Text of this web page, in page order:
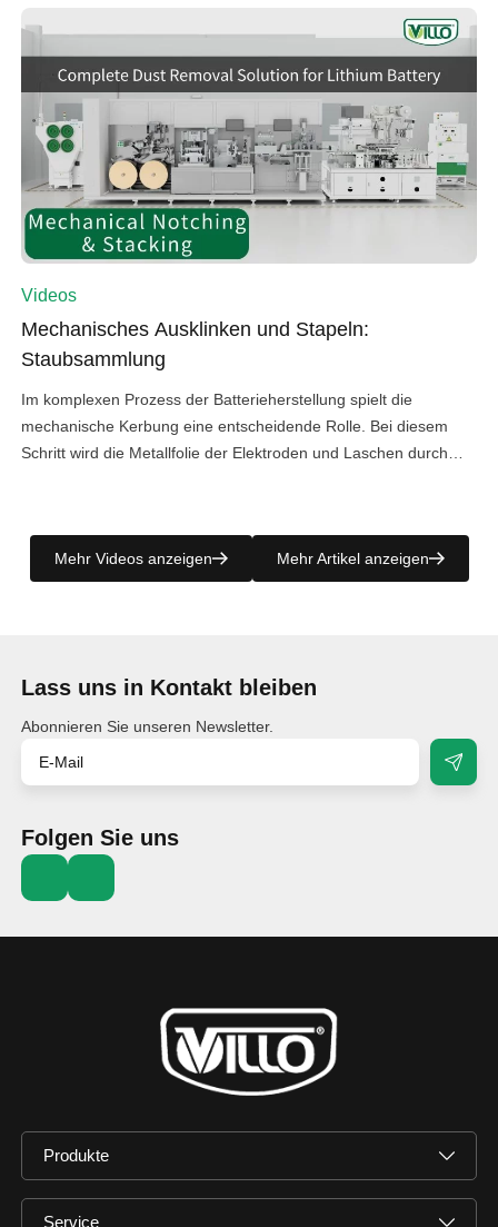
während des Elektrodenkalandrierungsprozesses – einer
kritischen Phase in der Batterieproduktion, in der positive […]
Videos
Mechanisches Ausklinken und Stapeln:
Staubsammlung
Im komplexen Prozess der Batterieherstellung spielt die
mechanische Kerbung eine entscheidende Rolle. Bei diesem
Schritt wird die Metallfolie der Elektroden und Laschen durch
effizient zu verwalten, hat Villo eine spezielle
Schrottkompressormaschine entwickelt, die die perfekte
Sammlung und Verdichtung des beim […]
Mehr Videos anzeigen Mehr Artikel anzeigen
Lass uns in Kontakt bleiben
Abonnieren Sie unseren Newsletter.
Folgen Sie uns
Produkte
Service